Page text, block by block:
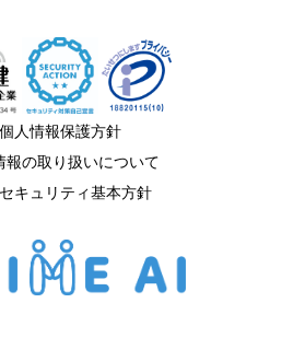
個人情報保護方針
報の取り扱いについて
キュリティ基本方針